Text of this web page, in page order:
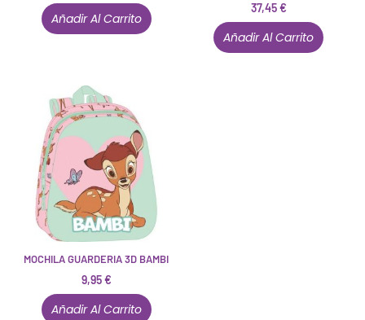
Añadir Al Carrito
37,45€
Añadir Al Carrito
MOCHILA GUARDERIA 3D BAMBI
9,95€
Añadir Al Carrito